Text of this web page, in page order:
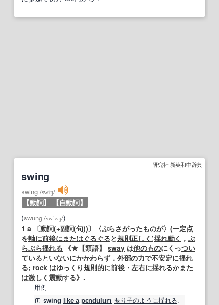
研究社 新英和中辞典
swing
swing /swíŋ/
【動詞】
【自動詞】
(swung /swˈʌŋ/)
1 a 〔動詞(+副詞(句))〕〈ぶらさがったものが〉(一定点
を軸に前後にまたはぐるぐると規則正しく )揺れ動く ， ぶ
らぶら揺れる 《★ 【類語】 sway は他のものにくっつい
ているといないにかかわらず ， 外部の力で不安定に揺れ
る; rock はゆっくり規則的に前後・左右に揺れるかまた
は激しく 震動する》.
用例
swing like a pendulum 振り子のように揺れる.